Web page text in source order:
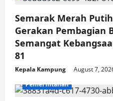
Semarak Merah
Gerakan Pembagian
Semangat
81
Kepala Kampung August 7,
Pemerintahan